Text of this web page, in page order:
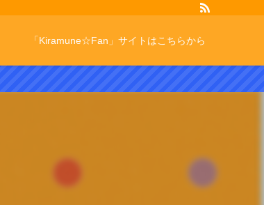
「Kiramune☆Fan」サイトはこちらから